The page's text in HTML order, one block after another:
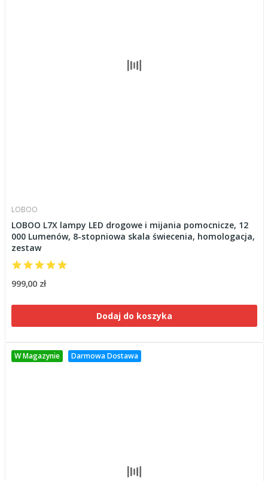
LOBOO
LOBOO L7X lampy LED drogowe i mijania pomocnicze, 12
000 Lumenów, 8-stopniowa skala świecenia, homologacja,
zestaw
999,00 zł
Dodaj do koszyka
W Magazynie Darmowa Dostawa